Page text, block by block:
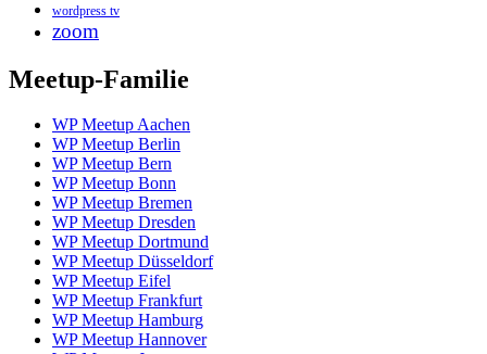
wordpress tv
zoom
Meetup-Familie
WP Meetup Aachen
WP Meetup Berlin
WP Meetup Bern
WP Meetup Bonn
WP Meetup Bremen
WP Meetup Dresden
WP Meetup Dortmund
WP Meetup Düsseldorf
WP Meetup Eifel
WP Meetup Frankfurt
WP Meetup Hamburg
WP Meetup Hannover